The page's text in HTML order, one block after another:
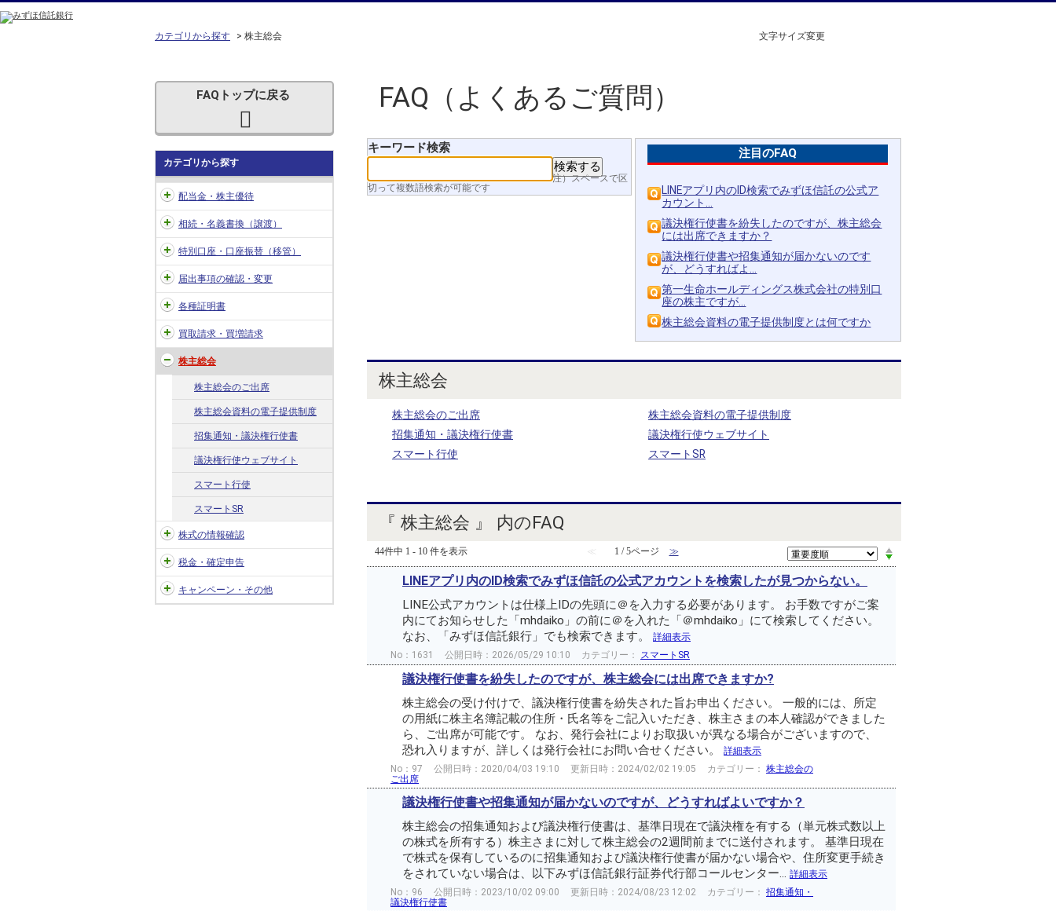
文字サイズ変更
カテゴリから探す > 株主総会
FAQトップに戻る
カテゴリから探す
配当金・株主優待
相続・名義書換（譲渡）
特別口座・口座振替（移管）
届出事項の確認・変更
各種証明書
買取請求・買増請求
株主総会
株主総会のご出席
株主総会資料の電子提供制度
招集通知・議決権行使書
議決権行使ウェブサイト
スマート行使
スマートSR
株式の情報確認
税金・確定申告
キャンペーン・その他
FAQ（よくあるご質問）
キーワード検索
注）スペースで区
切って複数語検索が可能です
注目のFAQ
LINEアプリ内のID検索でみずほ信託の公式ア
カウント...
議決権行使書を紛失したのですが、株主総会
には出席できますか？
議決権行使書や招集通知が届かないのです
が、どうすればよ...
第一生命ホールディングス株式会社の特別口
座の株主ですが...
株主総会資料の電子提供制度とは何ですか
株主総会
株主総会のご出席
株主総会資料の電子提供制度
招集通知・議決権行使書
議決権行使ウェブサイト
スマート行使
スマートSR
『 株主総会 』 内のFAQ
44件中 1 - 10 件を表示 ≪ 1 / 5ページ ≫
LINEアプリ内のID検索でみずほ信託の公式アカウントを検索したが見つからない。
LINE公式アカウントは仕様上IDの先頭に＠を入力する必要があります。 お手数ですがご案
内にてお知らせした「mhdaiko」の前に＠を入れた「＠mhdaiko」にて検索してください。
なお、「みずほ信託銀行」でも検索できます。
詳細表示
No：1631
公開日時：2026/05/29 10:10 カテゴリー： スマートSR
議決権行使書を紛失したのですが、株主総会には出席できますか?
株主総会の受け付けで、議決権行使書を紛失された旨お申出ください。 一般的には、所定
の用紙に株主名簿記載の住所・氏名等をご記入いただき、株主さまの本人確認ができました
ら、ご出席が可能です。 なお、発行会社によりお取扱いが異なる場合がございますので、
恐れ入りますが、詳しくは発行会社にお問い合せください。
詳細表示
No：97
公開日時：2020/04/03 19:10 更新日時：2024/02/02 19:05 カテゴリー： 株主総会の
ご出席
議決権行使書や招集通知が届かないのですが、どうすればよいですか？
株主総会の招集通知および議決権行使書は、基準日現在で議決権を有する（単元株式数以上
の株式を所有する）株主さまに対して株主総会の2週間前までに送付されます。 基準日現在
で株式を保有しているのに招集通知および議決権行使書が届かない場合や、住所変更手続き
をされていない場合は、以下みずほ信託銀行証券代行部コールセンター... 詳細表示
No：96
公開日時：2023/10/02 09:00 更新日時：2024/08/23 12:02 カテゴリー： 招集通知・
議決権行使書